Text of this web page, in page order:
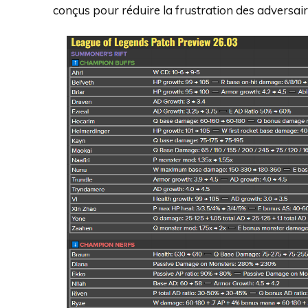
conçus pour réduire la frustration des